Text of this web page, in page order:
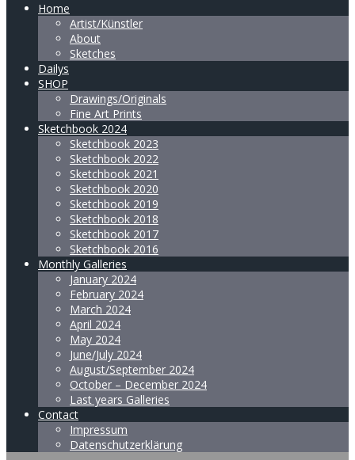
Home
Artist/Künstler
About
Sketches
Dailys
SHOP
Drawings/Originals
Fine Art Prints
Sketchbook 2024
Sketchbook 2023
Sketchbook 2022
Sketchbook 2021
Sketchbook 2020
Sketchbook 2019
Sketchbook 2018
Sketchbook 2017
Sketchbook 2016
Monthly Galleries
January 2024
February 2024
March 2024
April 2024
May 2024
June/July 2024
August/September 2024
October – December 2024
Last years Galleries
Contact
Impressum
Datenschutzerklärung